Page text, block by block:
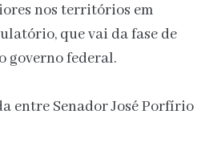
nos territórios em
que vai da fase de
governo federal.
entre Senador José Porfírio